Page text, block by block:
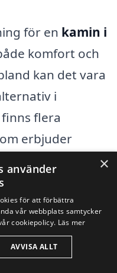
för en kamin i
komfort och
kan det vara
i
flera
erbjuder
gör det lättare
kaminen
titta på dessa
×
använder
för att förbättra
vår webbplats samtycker
cookiepolicy. Läs mer
AVVISA ALLT